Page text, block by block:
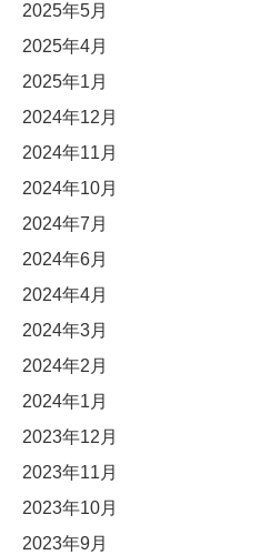
2025年5月
2025年4月
2025年1月
2024年12月
2024年11月
2024年10月
2024年7月
2024年6月
2024年4月
2024年3月
2024年2月
2024年1月
2023年12月
2023年11月
2023年10月
2023年9月